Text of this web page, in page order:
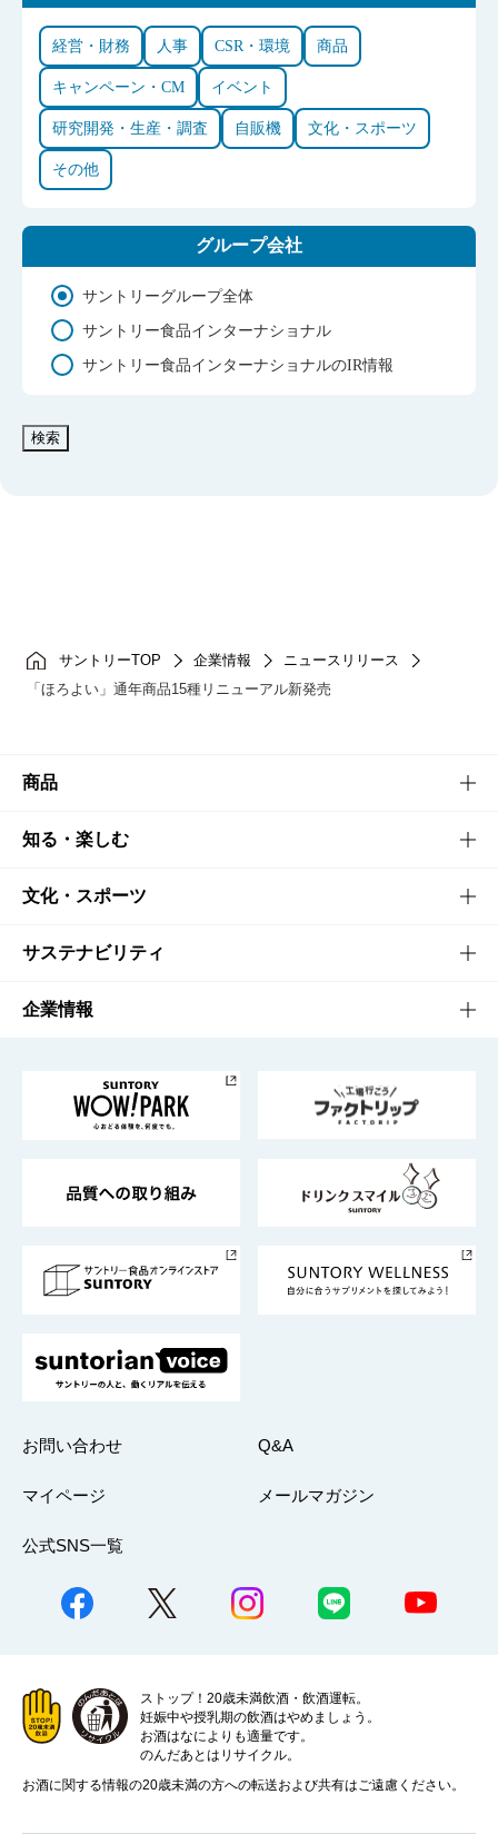
サントリーTOP 企業情報
ニュースリリース
「ほろよい」通年商品15種リニューアル新発売
経営・財務 人事 CSR・環境 商品
キャンペーン・CM イベント
研究開発・生産・調査 自販機 文化・スポーツ
その他
グループ会社
サントリーグループ全体
サントリー食品インターナショナル
サントリー食品インターナショナルのIR情報
検索
商品
商品TOP
商品一覧
商品発売情報
栄養成分一覧
知る・楽しむ
知る・楽しむTOP
キャンペーン
工場見学
地域情報
文化・スポーツ
文化・スポーツTOP
サントリーホール
サントリーサンバーズ大阪
サステナビリティ
サステナビリティTOP
サントリーが考えるサステナビリティ経営
企業情報
企業概要
採用情報
お問い合わせ Q&A
マイページ メールマガジン
公式SNS一覧
ストップ！20歳未満飲酒・飲酒運転。
妊娠中や授乳期の飲酒はやめましょう。
お酒はなによりも適量です。
のんだあとはリサイクル。
お酒に関する情報の20歳未満の方への転送および共有はご遠慮ください。